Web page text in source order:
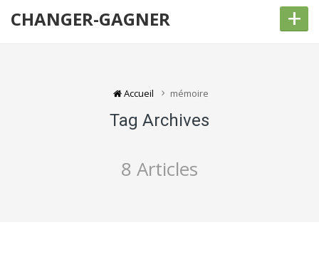
CHANGER-GAGNER +
Accueil mémoire
Tag Archives
8 Articles